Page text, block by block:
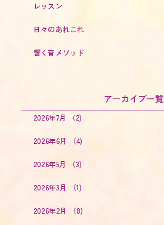
レッスン
日々のあれこれ
響く音メソッド
アーカイブ一覧
2026年7月 （2)
2026年6月 （4)
2026年5月 （3)
2026年3月 （1)
2026年2月 （8)